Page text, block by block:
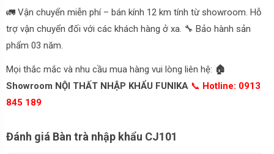
🚛 Vận chuyển miễn phí – bán kính 12 km tính từ showroom. Hỗ
trợ vận chuyển đối với các khách hàng ở xa. 🔧 Bảo hành sản
phẩm 03 năm.
Mọi thắc mắc và nhu cầu mua hàng vui lòng liên hệ: 🏠
Showroom NỘI THẤT NHẬP KHẨU FUNIKA 📞 Hotline: 0913
845 189
Đánh giá Bàn trà nhập khẩu CJ101